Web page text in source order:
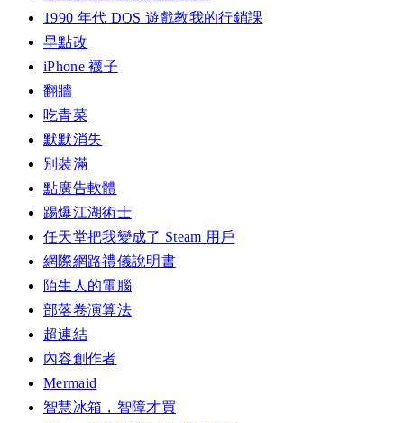
1990 年代 DOS 遊戲教我的行銷課
早點改
iPhone 襪子
翻牆
吃青菜
默默消失
別裝滿
點廣告軟體
踢爆江湖術士
任天堂把我變成了 Steam 用戶
網際網路禮儀說明書
陌生人的電腦
部落卷演算法
超連結
內容創作者
Mermaid
智慧冰箱，智障才買